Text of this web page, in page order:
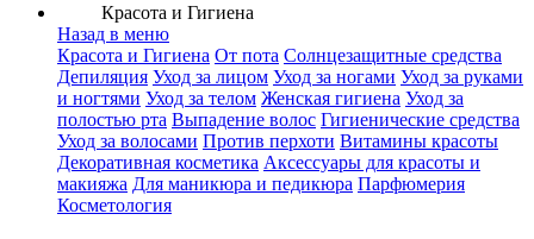
Красота и Гигиена
Назад в меню
Красота и Гигиена От пота Солнцезащитные средства
Депиляция Уход за лицом Уход за ногами Уход за руками
и ногтями Уход за телом Женская гигиена Уход за
полостью рта Выпадение волос Гигиенические средства
Уход за волосами Против перхоти Витамины красоты
Декоративная косметика Аксессуары для красоты и
макияжа Для маникюра и педикюра Парфюмерия
Косметология